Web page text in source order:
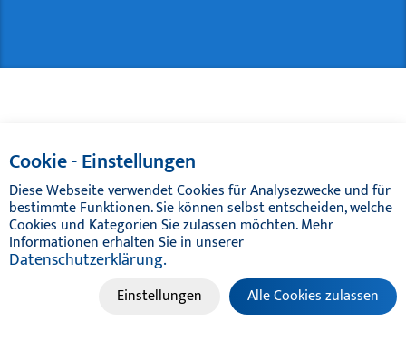
CATALOGUE
Cookie - Einstellungen
Diese Webseite verwendet Cookies für Analysezwecke und für
bestimmte Funktionen. Sie können selbst entscheiden, welche
Cookies und Kategorien Sie zulassen möchten. Mehr
Informationen erhalten Sie in unserer
Datenschutzerklärung.
Einstellungen Alle Cookies zulassen